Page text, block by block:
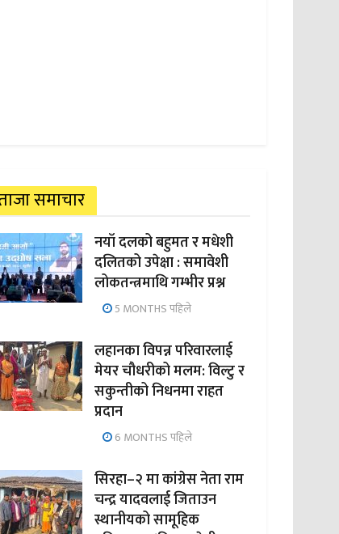
समाचार
नयाँ दलको बहुमत र मधेशी
दलितको उपेक्षा : समावेशी
लोकतन्त्रमाथि गम्भीर प्रश्न
5 MONTHS पहिले
लहानका विपन्न परिवारलाई
मेयर चौधरीको मलम: विल्टु र
सकुन्तीको निधनमा राहत
प्रदान
6 MONTHS पहिले
सिरहा–२ मा कांग्रेस नेता राम
चन्द्र यादवलाई जिताउन
स्थानीयको सामूहिक